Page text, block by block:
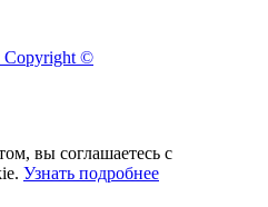
Copyright ©
вы соглашаетесь с
Узнать подробнее